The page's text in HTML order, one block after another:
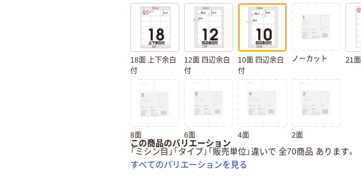
18面 上下余白
付
12面 四辺余白
付
10面 四辺余白
付
ノーカット 21面
8面 6面 4面 2面
この商品のバリエーション
「ミシン目」「タイプ」「販売単位」違いで 全70商品 あります。
すべてのバリエーションを見る